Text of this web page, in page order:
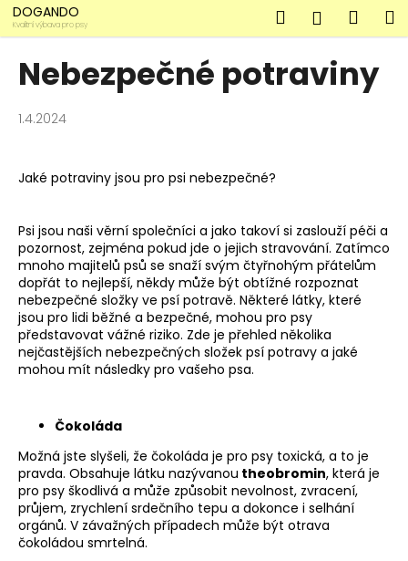
Přejít
na
obsah
DOGANDO
Kvalitní výbava pro psy Hledat
Nebezpečné potraviny
1.4.2024
Jaké potraviny jsou pro psi nebezpečné?
Psi jsou naši věrní společníci a jako takoví si zaslouží péči a
pozornost, zejména pokud jde o jejich stravování. Zatímco
mnoho majitelů psů se snaží svým čtyřnohým přátelům
dopřát to nejlepší, někdy může být obtížné rozpoznat
nebezpečné složky ve psí potravě. Některé látky, které
jsou pro lidi běžné a bezpečné, mohou pro psy
představovat vážné riziko. Zde je přehled několika
nejčastějších nebezpečných složek psí potravy a jaké
mohou mít následky pro vašeho psa.
Čokoláda
Možná jste slyšeli, že čokoláda je pro psy toxická, a to je
pravda. Obsahuje látku nazývanou theobromin, která je
pro psy škodlivá a může způsobit nevolnost, zvracení,
průjem, zrychlení srdečního tepu a dokonce i selhání
orgánů. V závažných případech může být otrava
čokoládou smrtelná.
K
o
o
o
ř
e
b
u
j
e
t
e
j
í
t
?